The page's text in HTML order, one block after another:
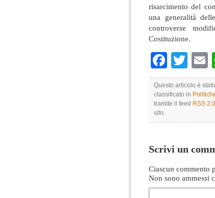
risarcimento del
una generalità
controverse
Costituzione.
Questo articolo è
classificato in
tramite il feed RSS 2.0
sito.
Scrivi un
Ciascun commento
Non sono ammessi